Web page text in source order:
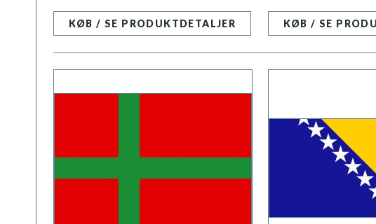
KØB / SE PRODUKTDETALJER KØB / SE